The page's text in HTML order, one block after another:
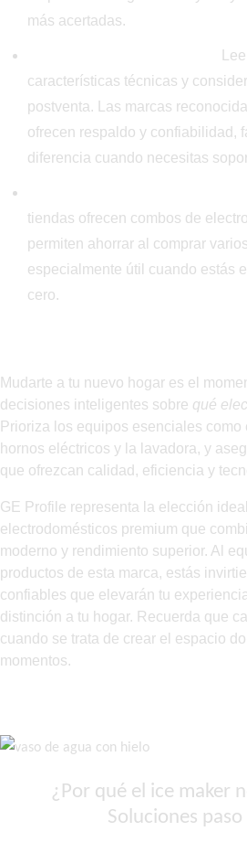
más acertadas.
características técnicas y
postventa. Las marcas
ofrecen respaldo y confiabilidad,
diferencia cuando necesitas
tiendas ofrecen combos de
permiten ahorrar al comprar
especialmente útil cuando estás
cero.
Mudarte a tu nuevo hogar es el
decisiones inteligentes sobre qué
Prioriza los equipos esenciales como
hornos eléctricos y la lavadora, y
que ofrezcan calidad, eficiencia y
GE Profile representa la elección
electrodomésticos premium que
moderno y rendimiento superior. Al
productos de esta marca, estás
confiables que elevarán tu
distinción a tu hogar. Recuerda que
cuando se trata de crear el espacio
momentos.
¿Por qué el ice maker
Soluciones paso